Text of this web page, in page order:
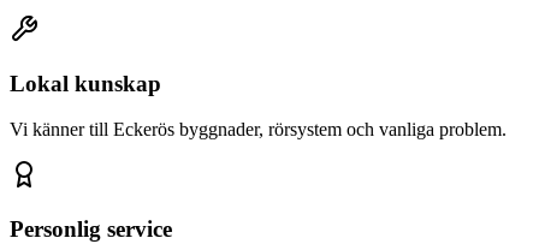
Lokal kunskap
Vi känner till Eckerös byggnader, rörsystem och vanliga problem.
Personlig service